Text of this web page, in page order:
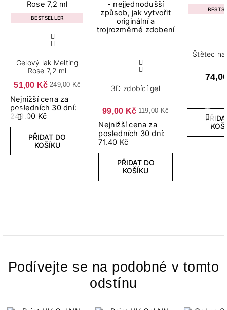
Předchozí Další
BESTSELLER
Gelový lak Melting
Rose 7,2 ml
51,00 Kč 249,00 Kč
Nejnižší cena za
posledních 30 dní:
249.00 Kč
PŘIDAT DO
KOŠÍKU
3D zdobící gel
99,00 Kč 119,00 Kč
Nejnižší cena za
posledních 30 dní:
71.40 Kč
PŘIDAT DO
KOŠÍKU
Štětec
Podívejte se na podobné v tomto
odstínu